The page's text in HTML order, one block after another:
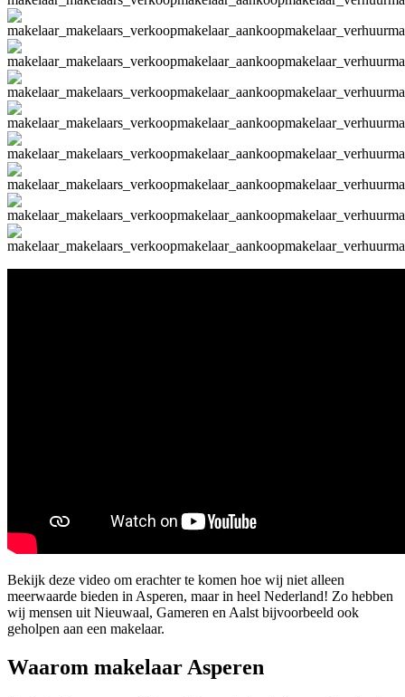
Bekijk deze video om erachter te komen hoe wij niet alleen
meerwaarde bieden in Asperen, maar in heel Nederland! Zo hebben
wij mensen uit Nieuwaal, Gameren en Aalst bijvoorbeeld ook
geholpen aan een makelaar.
Waarom makelaar Asperen